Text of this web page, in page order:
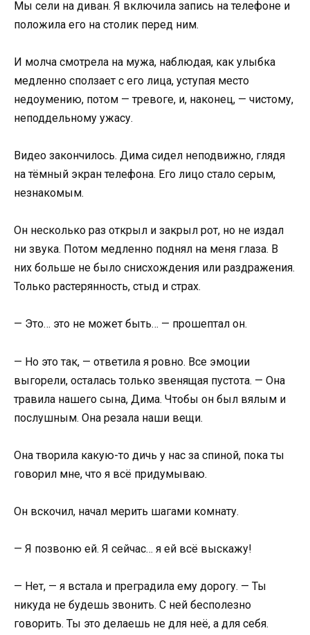
Мы сели на диван. Я включила запись на телефоне и
положила его на столик перед ним.
И молча смотрела на мужа, наблюдая, как улыбка
медленно сползает с его лица, уступая место
недоумению, потом — тревоге, и, наконец, — чистому,
неподдельному ужасу.
Видео закончилось. Дима сидел неподвижно, глядя
на тёмный экран телефона. Его лицо стало серым,
незнакомым.
Он несколько раз открыл и закрыл рот, но не издал
ни звука. Потом медленно поднял на меня глаза. В
них больше не было снисхождения или раздражения.
Только растерянность, стыд и страх.
— Это… это не может быть… — прошептал он.
— Но это так, — ответила я ровно. Все эмоции
выгорели, осталась только звенящая пустота. — Она
травила нашего сына, Дима. Чтобы он был вялым и
послушным. Она резала наши вещи.
Она творила какую-то дичь у нас за спиной, пока ты
говорил мне, что я всё придумываю.
Он вскочил, начал мерить шагами комнату.
— Я позвоню ей. Я сейчас… я ей всё выскажу!
— Нет, — я встала и преградила ему дорогу. — Ты
никуда не будешь звонить. С ней бесполезно
говорить. Ты это делаешь не для неё, а для себя.